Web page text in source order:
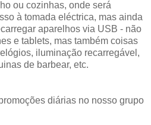
ou cozinhas, onde será
à tomada eléctrica, mas ainda
aparelhos via USB - não
e tablets, mas também coisas
iluminação recarregável,
de barbear, etc.
diárias no nosso grupo